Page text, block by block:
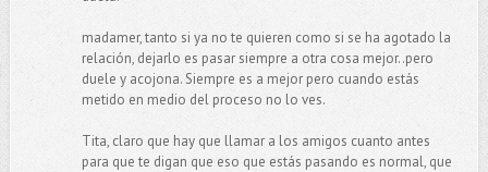
madamer, tanto si ya no te quieren como si se ha agotado la
relación, dejarlo es pasar siempre a otra cosa mejor..pero
duele y acojona. Siempre es a mejor pero cuando estás
metido en medio del proceso no lo ves.
Tita, claro que hay que llamar a los amigos cuanto antes
para que te digan que eso que estás pasando es normal, que